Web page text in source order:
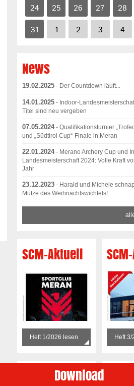
24 25 26 27 28
31 1 2 3 4
News
19.02.2025 - Der Countdown läuft...
14.01.2025 - Indoor-
Titel sind neu vergeben
07.05.2024- Qualifikationsturnier
und „Südtirol Cup“-Finale in Meran
22.01.2024- Merano Archery Cup und
Landesmeisterschaft 2024: Volle Kraft
Jahr
23.12.2023 - Harald und Michele
Mütze des Weihnachtswichtels!
SCM-Aktuell
Heft 1/2026 lesen Heft
SCM Aktuell
Download